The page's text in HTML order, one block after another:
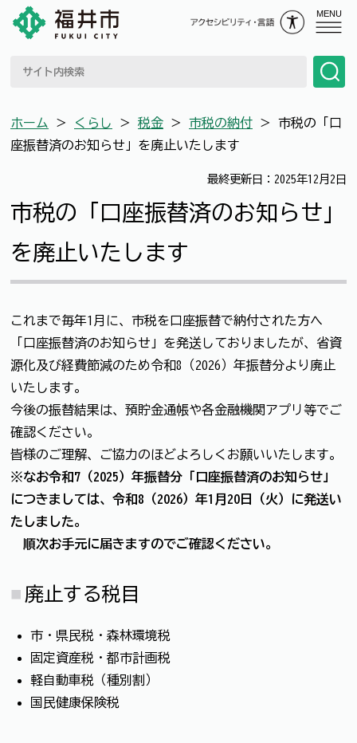
MENU
ホーム ＞ くらし ＞ 税金 ＞ 市税の納付 ＞ 市税の「口
座振替済のお知らせ」を廃止いたします
最終更新日：2025年12月2日
市税の「口座振替済のお知らせ」
を廃止いたします
これまで毎年1月に、市税を口座振替で納付された方へ
「口座振替済のお知らせ」を発送しておりましたが、省資
源化及び経費節減のため令和8（2026）年振替分より廃止
いたします。
今後の振替結果は、預貯金通帳や各金融機関アプリ等でご
確認ください。
皆様のご理解、ご協力のほどよろしくお願いいたします。
※なお令和7（2025）年振替分「口座振替済のお知らせ」
につきましては、令和8（2026）年1月20日（火）に発送い
たしました。
順次お手元に届きますのでご確認ください。
廃止する税目
市・県民税・森林環境税
固定資産税・都市計画税
軽自動車税（種別割）
国民健康保険税